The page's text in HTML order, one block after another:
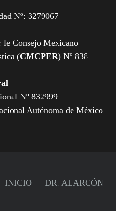
Nº: 3279067
le Consejo Mexicano
(CMCPER) Nº 838
Nº 832999
Autónoma de México
INICIO DR. ALARCÓN